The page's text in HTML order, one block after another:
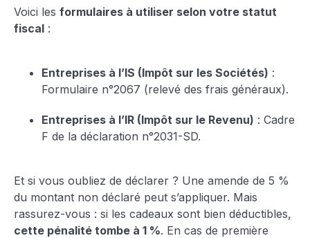
Voici les formulaires à utiliser selon votre statut
fiscal :
Entreprises à l’IS (Impôt sur les Sociétés) :
Formulaire n°2067 (relevé des frais généraux).
Entreprises à l’IR (Impôt sur le Revenu) : Cadre
F de la déclaration n°2031-SD.
Et si vous oubliez de déclarer ? Une amende de 5 %
du montant non déclaré peut s’appliquer. Mais
rassurez-vous : si les cadeaux sont bien déductibles,
cette pénalité tombe à 1 %. En cas de première